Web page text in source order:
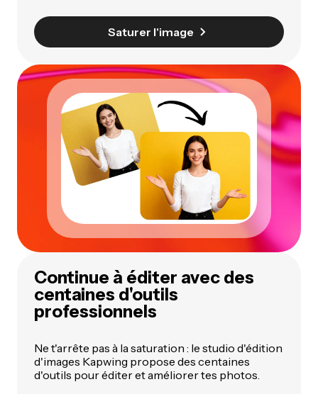
Saturer l'image
Continue à éditer avec des
centaines d'outils
professionnels
Ne t'arrête pas à la saturation : le studio d'édition
d'images Kapwing propose des centaines
d'outils pour éditer et améliorer tes photos.